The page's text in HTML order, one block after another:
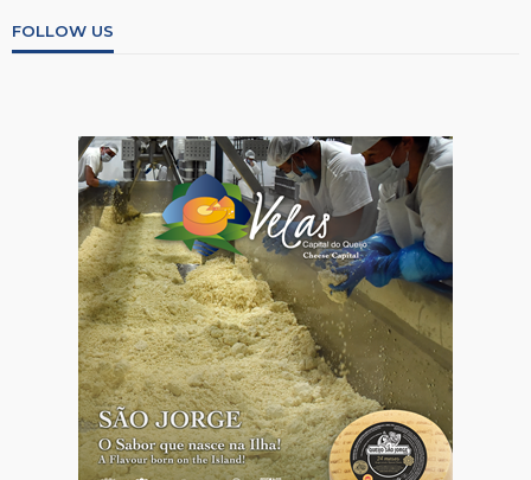
FOLLOW US